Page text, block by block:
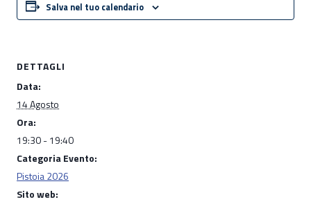
Salva nel tuo calendario
DETTAGLI
Data:
14 Agosto
Ora:
19:30 - 19:40
Categoria Evento:
Pistoia 2026
Sito web: